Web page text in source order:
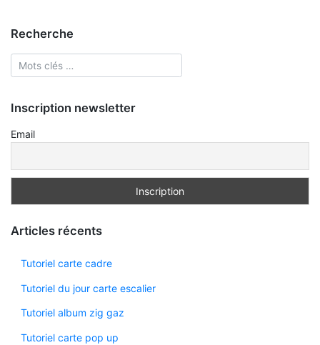
Recherche
Inscription newsletter
Email
Articles récents
Tutoriel carte cadre
Tutoriel du jour carte escalier
Tutoriel album zig gaz
Tutoriel carte pop up